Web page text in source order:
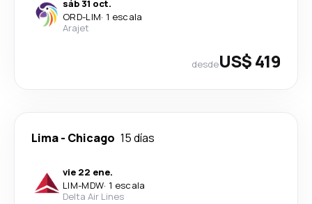
sáb 31 oct.
ORD-LIM· 1 escala
Arajet
desdeUS$ 419
Lima- Chicago 15 días
vie 22 ene.
LIM-MDW· 1 escala
Delta Air Lines